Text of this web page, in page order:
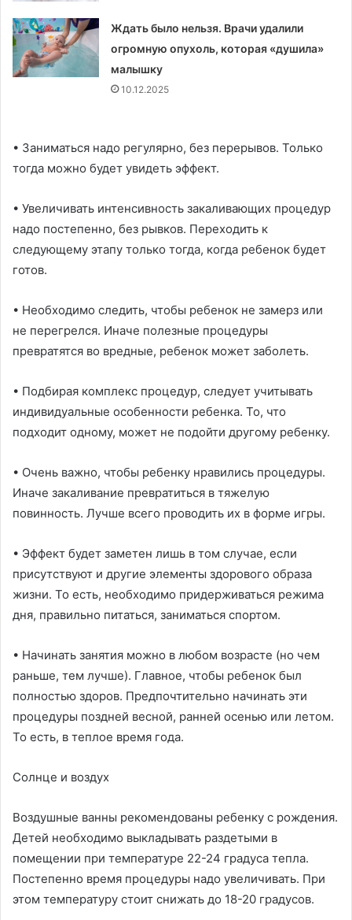
Ждать было нельзя. Врачи удалили
огромную опухоль, которая «душила»
малышку
10.12.2025
• Заниматься надо регулярно, без перерывов. Только
тогда можно будет увидеть эффект.
• Увеличивать интенсивность закаливающих процедур
надо постепенно, без рывков. Переходить к
следующему этапу только тогда, когда ребенок будет
готов.
• Необходимо следить, чтобы ребенок не замерз или
не перегрелся. Иначе полезные процедуры
превратятся во вредные, ребенок может заболеть.
• Подбирая комплекс процедур, следует учитывать
индивидуальные особенности ребенка. То, что
подходит одному, может не подойти другому ребенку.
• Очень важно, чтобы ребенку нравились процедуры.
Иначе закаливание превратиться в тяжелую
повинность. Лучше всего проводить их в форме игры.
• Эффект будет заметен лишь в том случае, если
присутствуют и другие элементы здорового образа
жизни. То есть, необходимо придерживаться режима
дня, правильно питаться, заниматься спортом.
• Начинать занятия можно в любом возрасте (но чем
раньше, тем лучше). Главное, чтобы ребенок был
полностью здоров. Предпочтительно начинать эти
процедуры поздней весной, ранней осенью или летом.
То есть, в теплое время года.
Солнце и воздух
Воздушные ванны рекомендованы ребенку с рождения.
Детей необходимо выкладывать раздетыми в
помещении при температуре 22-24 градуса тепла.
Постепенно время процедуры надо увеличивать. При
этом температуру стоит снижать до 18-20 градусов.